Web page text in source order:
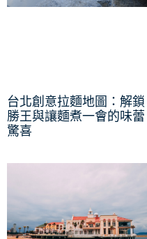
台北創意拉麵地圖：解鎖
勝王與讓麵煮一會的味蕾
驚喜